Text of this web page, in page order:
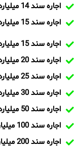
اجاره سند 14 میلیاردی در شیراز
اجاره سند 15 میلیاردی در شیراز
اجاره سند 15 میلیاردی در شیراز
اجاره سند 20 میلیاردی در شیراز
اجاره سند 25 میلیاردی در شیراز
اجاره سند 30 میلیاردی در شیراز
اجاره سند 50 میلیاردی در شیراز
اجاره سند 100 میلیاردی در شیراز
اجاره سند 200 میلیاردی در شیراز